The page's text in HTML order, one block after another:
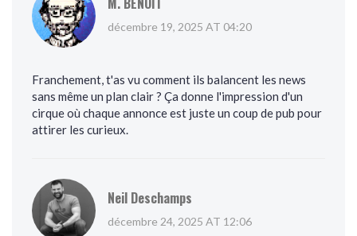
décembre 19, 2025 AT 04:20
Franchement, t'as vu comment ils balancent les news
sans même un plan clair ? Ça donne l'impression d'un
cirque où chaque annonce est juste un coup de pub pour
attirer les curieux.
Neil Deschamps
décembre 24, 2025 AT 12:06